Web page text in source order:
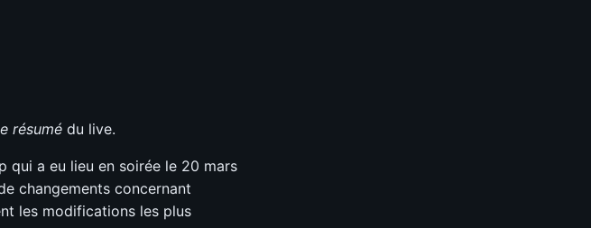
résumé du live.
qui a eu lieu en soirée le 20 mars
changements concernant
les modifications les plus